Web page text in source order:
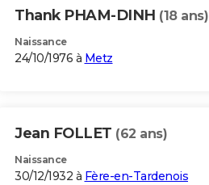
Thank PHAM-DINH (18 ans)
Naissance
24/10/1976 à Metz
Jean FOLLET (62 ans)
Naissance
30/12/1932 à Fère-en-Tardenois